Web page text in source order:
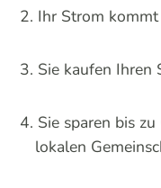
Ihr Strom
Sie kaufen Ihren
Sie sparen bis
lokalen